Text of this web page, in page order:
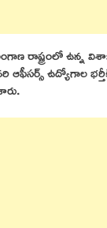
రాష్ట్రంలో ఉన్న
ఉద్యోగాల